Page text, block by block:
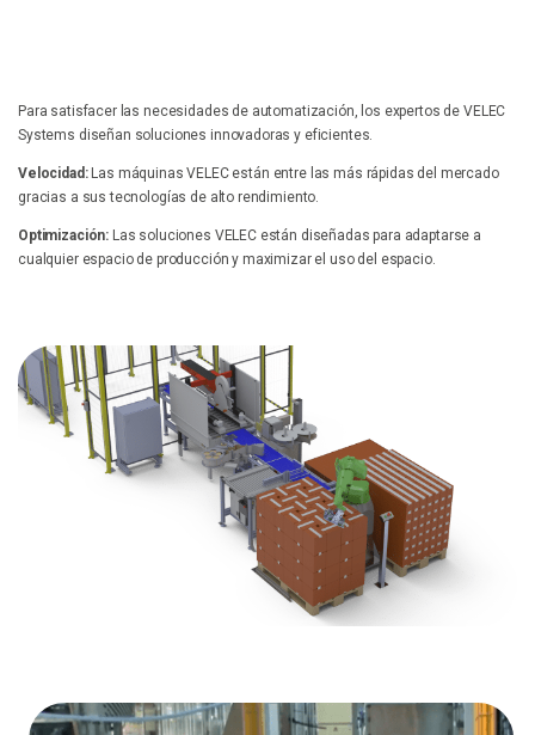
Para satisfacer las necesidades de automatización, los expertos de VELEC
Systems diseñan soluciones innovadoras y eficientes.
Velocidad:Las máquinas VELEC están entre las más rápidas del mercado
gracias a sus tecnologías de alto rendimiento.
Optimización: Las soluciones VELEC están diseñadas para adaptarse a
cualquier espacio de producción y maximizar el uso del espacio.